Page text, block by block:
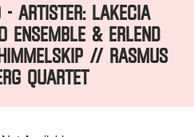
LAKECIA
& ERLEND
// RASMUS
QUARTET